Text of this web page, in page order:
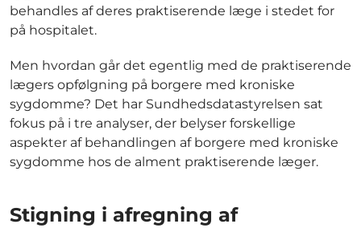
behandles af deres praktiserende læge i stedet for
på hospitalet.
Men hvordan går det egentlig med de praktiserende
lægers opfølgning på borgere med kroniske
sygdomme? Det har Sundhedsdatastyrelsen sat
fokus på i tre analyser, der belyser forskellige
aspekter af behandlingen af borgere med kroniske
sygdomme hos de alment praktiserende læger.
Stigning i afregning af